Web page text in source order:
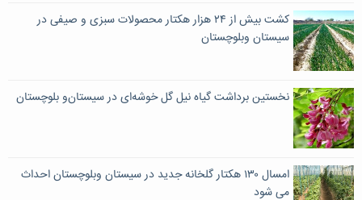
کشت بیش از ٢۴ هزار هکتار محصولات سبزی و صیفی در
سیستان وبلوچستان
نخستین برداشت گیاه نیل گل خوشه‌ای در سیستان‌و بلوچستان
امسال ١٣٠ هکتار گلخانه جدید در سیستان وبلوچستان احداث
می شود